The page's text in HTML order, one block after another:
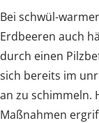
Bei schwül-
Erdbeeren auch
durch einen
sich bereits im
an zu schimmeln.
Maßnahmen